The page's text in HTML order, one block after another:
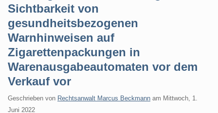
Sichtbarkeit von
gesundheitsbezogenen
Warnhinweisen auf
Zigarettenpackungen in
Warenausgabeautomaten vor dem
Verkauf vor
Geschrieben von Rechtsanwalt Marcus Beckmann am Mittwoch, 1.
Juni 2022